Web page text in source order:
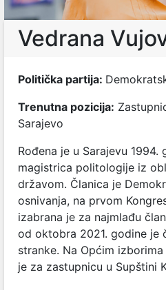
Vedrana
Politička partija:
Trenutna pozicija:
Sarajevo
Rođena je u Sarajevu 1994.
magistrica politologije iz
državom. Članica je
osnivanja, na prvom
izabrana je za najmlađu
od oktobra 2021. godine je
stranke. Na Općim
je za zastupnicu u Supštini